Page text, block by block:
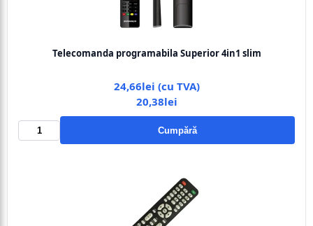
Telecomanda programabila Superior 4in1 slim
24,66lei (cu TVA)
20,38lei
Cumpără